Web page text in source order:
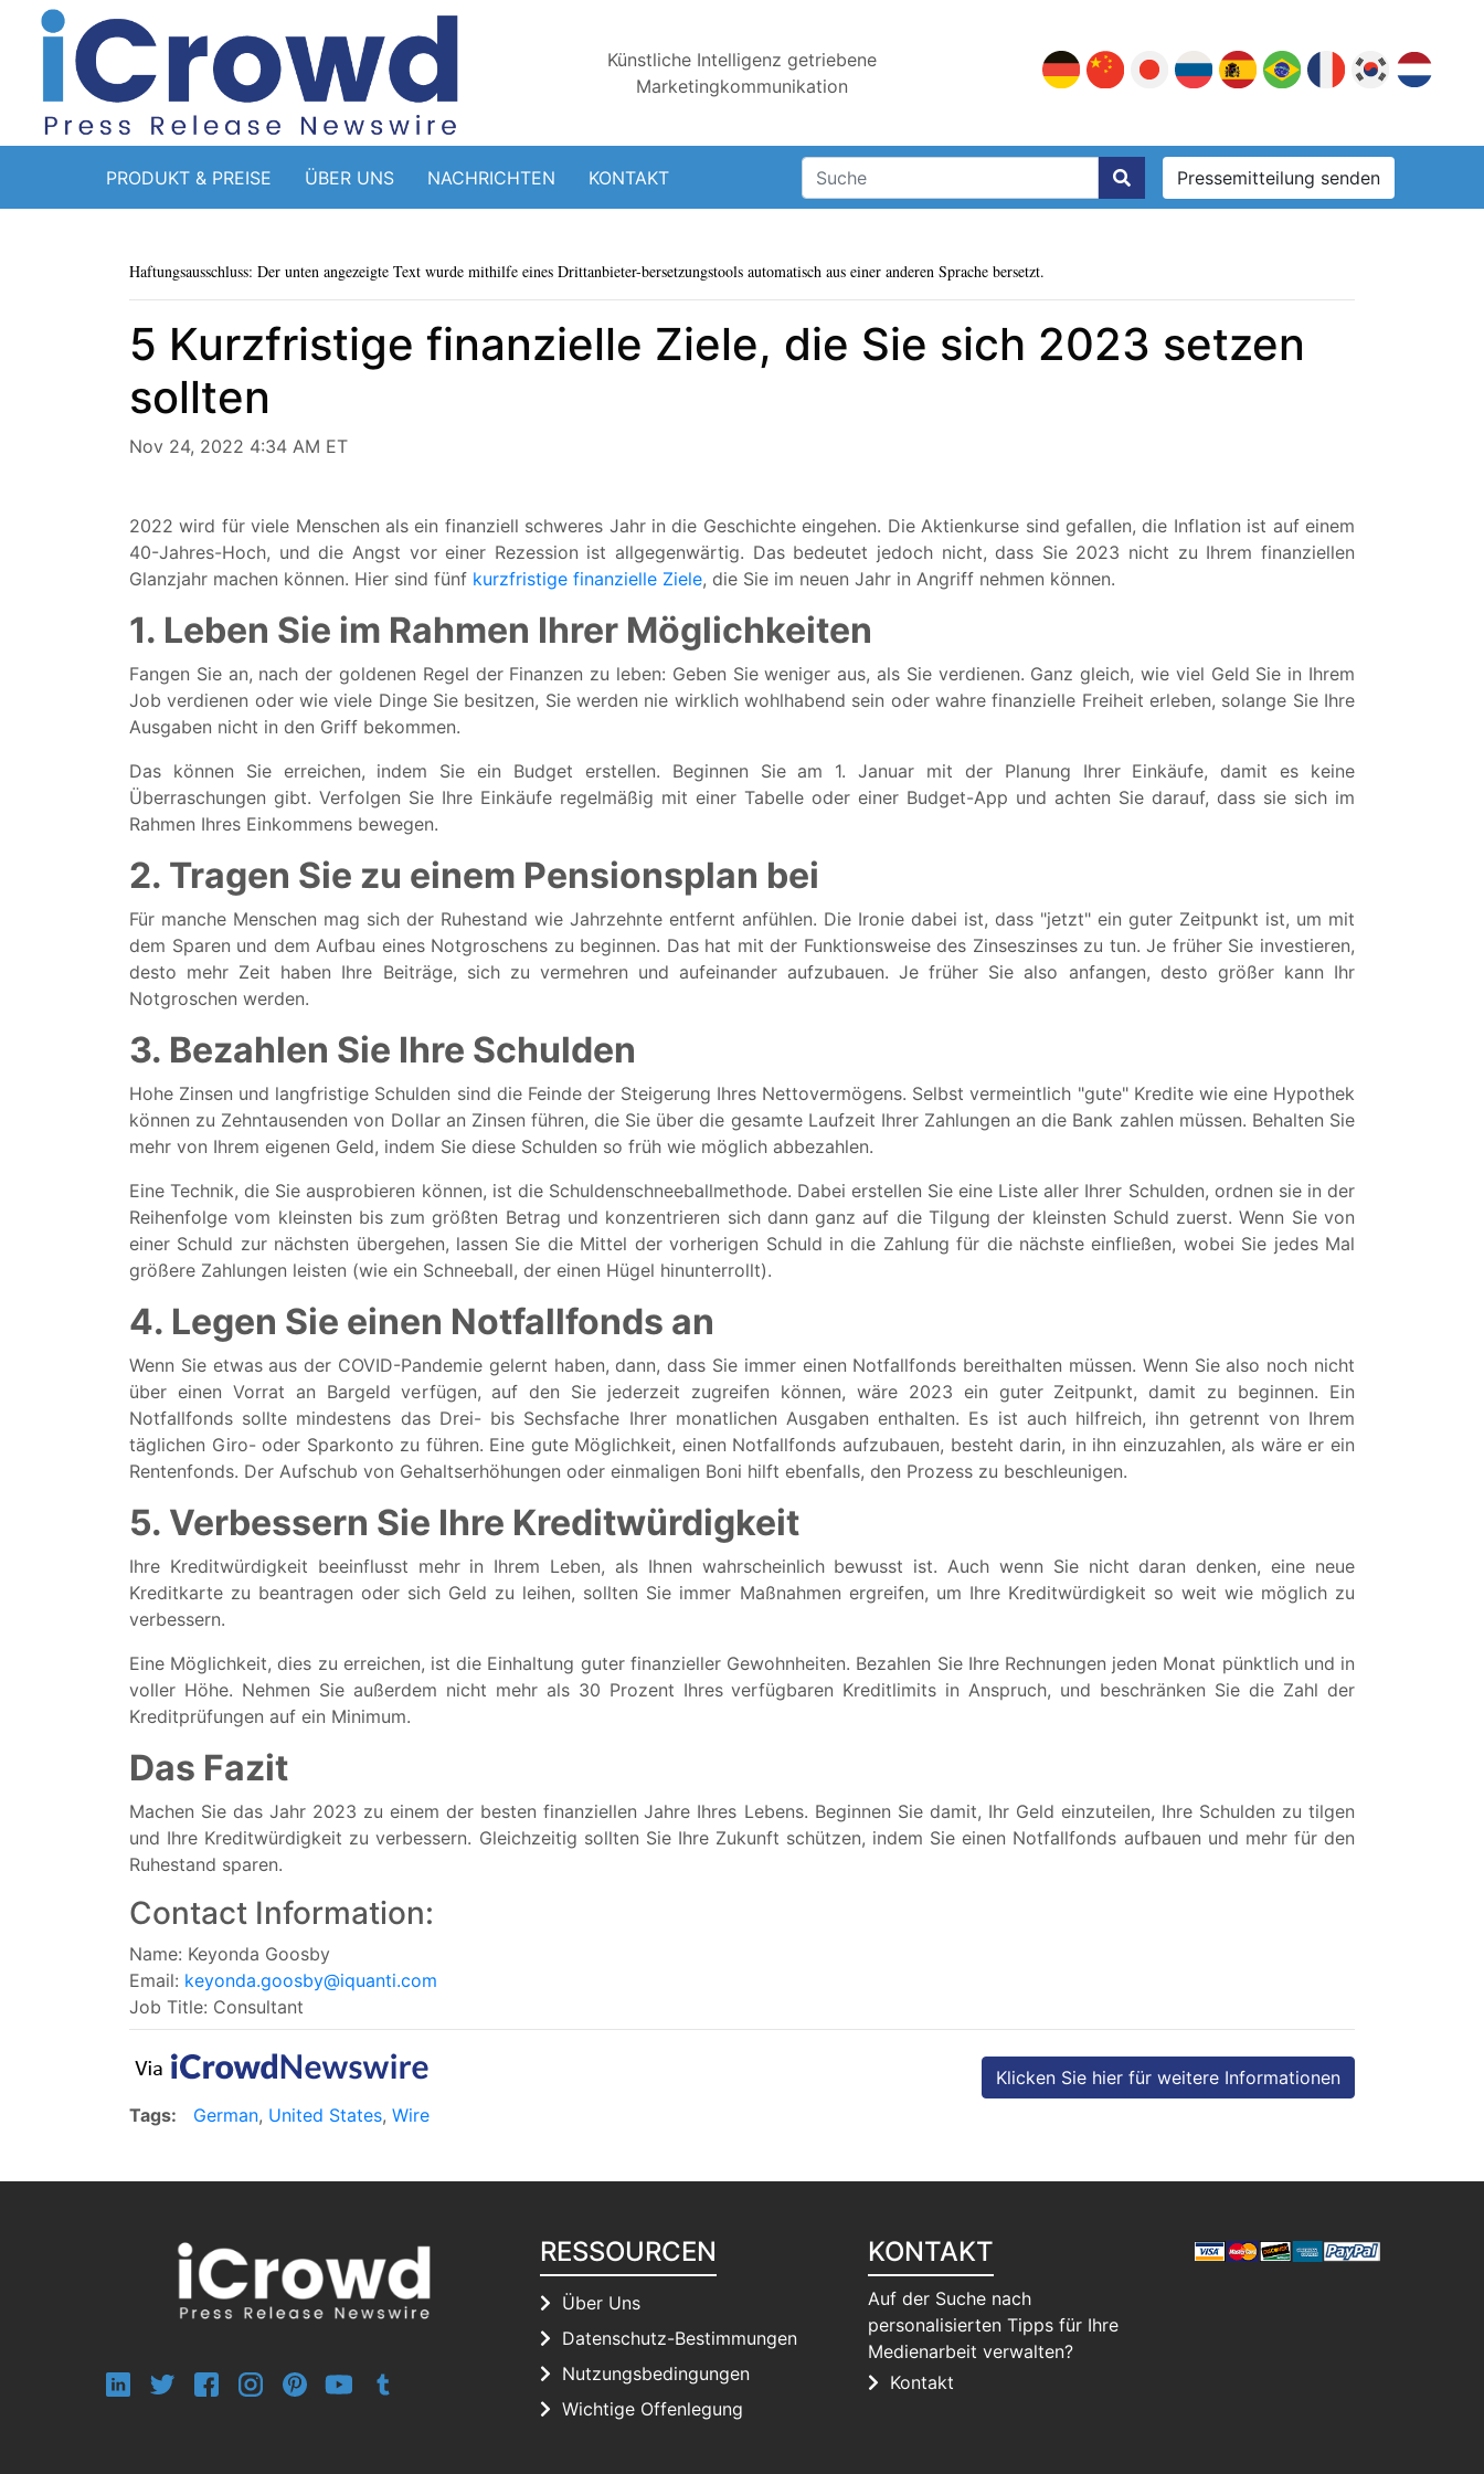
Künstliche Intelligenz getriebene
Marketingkommunikation
PRODUKT & PREISE ÜBER UNS NACHRICHTEN KONTAKT Pressemitteilung senden
Haftungsausschluss: Der unten angezeigte Text wurde mithilfe eines Drittanbieter-bersetzungstools automatisch aus einer anderen Sprache bersetzt.
5 Kurzfristige finanzielle Ziele, die Sie sich 2023 setzen
sollten
Nov 24, 2022 4:34 AM ET
2022 wird für viele Menschen als ein finanziell schweres Jahr in die Geschichte eingehen. Die Aktienkurse sind gefallen, die Inflation ist auf einem
40-Jahres-Hoch, und die Angst vor einer Rezession ist allgegenwärtig. Das bedeutet jedoch nicht, dass Sie 2023 nicht zu Ihrem finanziellen
Glanzjahr machen können. Hier sind fünf kurzfristige finanzielle Ziele, die Sie im neuen Jahr in Angriff nehmen können.
1. Leben Sie im Rahmen Ihrer Möglichkeiten
Fangen Sie an, nach der goldenen Regel der Finanzen zu leben: Geben Sie weniger aus, als Sie verdienen. Ganz gleich, wie viel Geld Sie in Ihrem
Job verdienen oder wie viele Dinge Sie besitzen, Sie werden nie wirklich wohlhabend sein oder wahre finanzielle Freiheit erleben, solange Sie Ihre
Ausgaben nicht in den Griff bekommen.
Das können Sie erreichen, indem Sie ein Budget erstellen. Beginnen Sie am 1. Januar mit der Planung Ihrer Einkäufe, damit es keine
Überraschungen gibt. Verfolgen Sie Ihre Einkäufe regelmäßig mit einer Tabelle oder einer Budget-App und achten Sie darauf, dass sie sich im
Rahmen Ihres Einkommens bewegen.
2. Tragen Sie zu einem Pensionsplan bei
Für manche Menschen mag sich der Ruhestand wie Jahrzehnte entfernt anfühlen. Die Ironie dabei ist, dass "jetzt" ein guter Zeitpunkt ist, um mit
dem Sparen und dem Aufbau eines Notgroschens zu beginnen. Das hat mit der Funktionsweise des Zinseszinses zu tun. Je früher Sie investieren,
desto mehr Zeit haben Ihre Beiträge, sich zu vermehren und aufeinander aufzubauen. Je früher Sie also anfangen, desto größer kann Ihr
Notgroschen werden.
3. Bezahlen Sie Ihre Schulden
Hohe Zinsen und langfristige Schulden sind die Feinde der Steigerung Ihres Nettovermögens. Selbst vermeintlich "gute" Kredite wie eine Hypothek
können zu Zehntausenden von Dollar an Zinsen führen, die Sie über die gesamte Laufzeit Ihrer Zahlungen an die Bank zahlen müssen. Behalten Sie
mehr von Ihrem eigenen Geld, indem Sie diese Schulden so früh wie möglich abbezahlen.
Eine Technik, die Sie ausprobieren können, ist die Schuldenschneeballmethode. Dabei erstellen Sie eine Liste aller Ihrer Schulden, ordnen sie in der
Reihenfolge vom kleinsten bis zum größten Betrag und konzentrieren sich dann ganz auf die Tilgung der kleinsten Schuld zuerst. Wenn Sie von
einer Schuld zur nächsten übergehen, lassen Sie die Mittel der vorherigen Schuld in die Zahlung für die nächste einfließen, wobei Sie jedes Mal
größere Zahlungen leisten (wie ein Schneeball, der einen Hügel hinunterrollt).
4. Legen Sie einen Notfallfonds an
Wenn Sie etwas aus der COVID-Pandemie gelernt haben, dann, dass Sie immer einen Notfallfonds bereithalten müssen. Wenn Sie also noch nicht
über einen Vorrat an Bargeld verfügen, auf den Sie jederzeit zugreifen können, wäre 2023 ein guter Zeitpunkt, damit zu beginnen. Ein
Notfallfonds sollte mindestens das Drei- bis Sechsfache Ihrer monatlichen Ausgaben enthalten. Es ist auch hilfreich, ihn getrennt von Ihrem
täglichen Giro- oder Sparkonto zu führen. Eine gute Möglichkeit, einen Notfallfonds aufzubauen, besteht darin, in ihn einzuzahlen, als wäre er ein
Rentenfonds. Der Aufschub von Gehaltserhöhungen oder einmaligen Boni hilft ebenfalls, den Prozess zu beschleunigen.
5. Verbessern Sie Ihre Kreditwürdigkeit
Ihre Kreditwürdigkeit beeinflusst mehr in Ihrem Leben, als Ihnen wahrscheinlich bewusst ist. Auch wenn Sie nicht daran denken, eine neue
Kreditkarte zu beantragen oder sich Geld zu leihen, sollten Sie immer Maßnahmen ergreifen, um Ihre Kreditwürdigkeit so weit wie möglich zu
verbessern.
Eine Möglichkeit, dies zu erreichen, ist die Einhaltung guter finanzieller Gewohnheiten. Bezahlen Sie Ihre Rechnungen jeden Monat pünktlich und in
voller Höhe. Nehmen Sie außerdem nicht mehr als 30 Prozent Ihres verfügbaren Kreditlimits in Anspruch, und beschränken Sie die Zahl der
Kreditprüfungen auf ein Minimum.
Das Fazit
Machen Sie das Jahr 2023 zu einem der besten finanziellen Jahre Ihres Lebens. Beginnen Sie damit, Ihr Geld einzuteilen, Ihre Schulden zu tilgen
und Ihre Kreditwürdigkeit zu verbessern. Gleichzeitig sollten Sie Ihre Zukunft schützen, indem Sie einen Notfallfonds aufbauen und mehr für den
Ruhestand sparen.
Contact Information:
Name: Keyonda Goosby
Email: keyonda.goosby@iquanti.com
Job Title: Consultant
Klicken Sie hier für weitere Informationen
Tags:
German, United States, Wire
RESSOURCEN
Über Uns
Datenschutz-Bestimmungen
Nutzungsbedingungen
Wichtige Offenlegung
KONTAKT
Auf der Suche nach
personalisierten Tipps für Ihre
Medienarbeit verwalten?
Kontakt